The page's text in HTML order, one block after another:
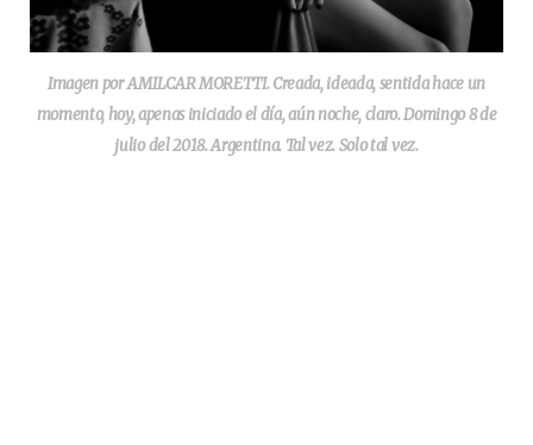
Imagen por AMILCAR MORETTI. Creada, ideada, sentida hace un
momento, hoy, apenas iniciado el día, aún noche, claro. Domingo 8 de
julio del 2018. Argentina. Tal vez. Solo tal vez.